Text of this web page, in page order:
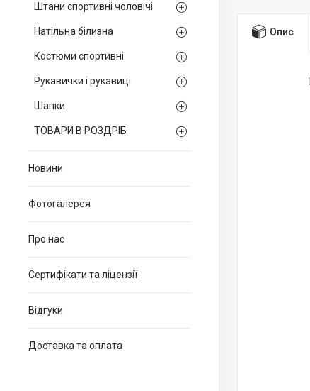
Штани спортивні чоловічі
Натільна білизна
Костюми спортивні
Рукавички і рукавиці
Шапки
ТОВАРИ В РОЗДРІБ
Новини
Фотогалерея
Про нас
Сертифікати та ліцензії
Відгуки
Доставка та оплата
Опис